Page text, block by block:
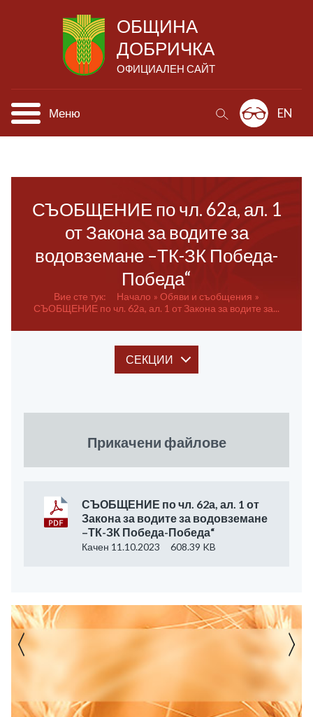
ОБЩИНА
ДОБРИЧКА
ОФИЦИАЛЕН САЙТ
Меню EN
СЪОБЩЕНИЕ по чл. 62а, ал. 1
от Закона за водите за
водовземане –ТК-ЗК Победа-
Победа“
Вие сте тук: Начало
Обяви и съобщения
СЪОБЩЕНИЕ по чл. 62а, ал. 1 от Закона за водите за...
СЕКЦИИ
Прикачени файлове
СЪОБЩЕНИЕ по чл. 62а, ал. 1 от
Закона за водите за водовземане
–ТК-ЗК Победа-Победа“
Качен 11.10.2023 608.39 KB